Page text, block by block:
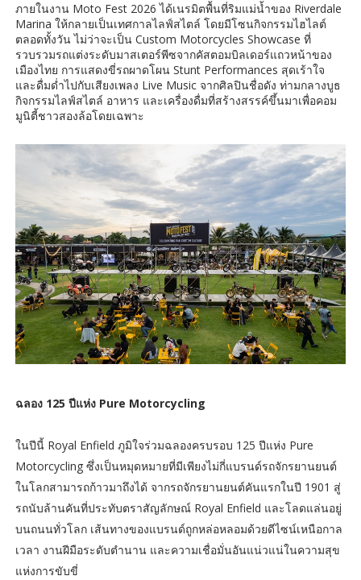
ภายในงาน Moto Fest 2026 ได้เนรมิตพื้นที่ริมแม่น้ำของ Riverdale
Marina ให้กลายเป็นเทศกาลไลฟ์สไตล์ โดยมีโซนกิจกรรมไฮไลต์
ตลอดทั้งวัน ไม่ว่าจะเป็น Custom Motorcycles Showcase ที่
รวบรวมรถแต่งระดับมาสเตอร์พีซจากคัสตอมบิลเดอร์แถวหน้าของ
เมืองไทย การแสดงขี่รถผาดโผน Stunt Performances สุดเร้าใจ
และดื่มด่ำไปกับเสียงเพลง Live Music จากศิลปินชื่อดัง ท่ามกลางบูธ
กิจกรรมไลฟ์สไตล์ อาหาร และเครื่องดื่มที่สร้างสรรค์ขึ้นมาเพื่อคอม
มูนิตี้ชาวสองล้อโดยเฉพาะ
ฉลอง 125 ปีแห่ง Pure Motorcycling
ในปีนี้ Royal Enfield ภูมิใจร่วมฉลองครบรอบ 125 ปีแห่ง Pure
Motorcycling ซึ่งเป็นหมุดหมายที่มีเพียงไม่กี่แบรนด์รถจักรยานยนต์
ในโลกสามารถก้าวมาถึงได้ จากรถจักรยานยนต์คันแรกในปี 1901 สู่
รถนับล้านคันที่ประทับตราสัญลักษณ์ Royal Enfield และโลดแล่นอยู่
บนถนนทั่วโลก เส้นทางของแบรนด์ถูกหล่อหลอมด้วยดีไซน์เหนือกาล
เวลา งานฝีมือระดับตำนาน และความเชื่อมั่นอันแน่วแน่ในความสุข
แห่งการขับขี่